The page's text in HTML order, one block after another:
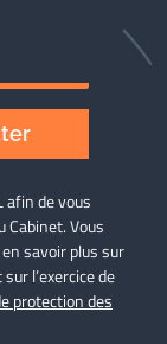
afin de vous
Vous
savoir plus sur
l’exercice de
protection des